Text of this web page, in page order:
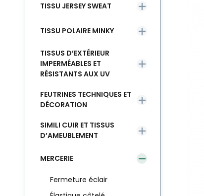
TISSU JERSEY SWEAT
TISSU POLAIRE MINKY
TISSUS D’EXTÉRIEUR
IMPERMÉABLES ET
RÉSISTANTS AUX UV
FEUTRINES TECHNIQUES ET
DÉCORATION
SIMILI CUIR ET TISSUS
D’AMEUBLEMENT
MERCERIE
Fermeture éclair